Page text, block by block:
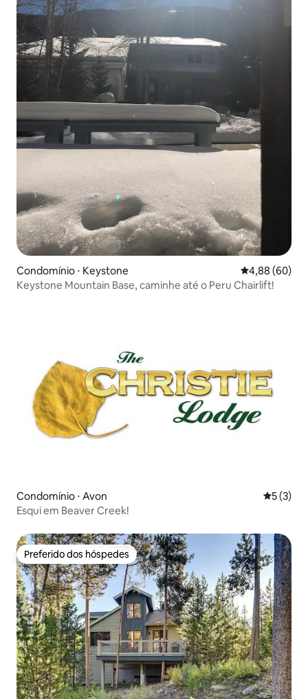
Condomínio ⋅ Keystone 4,88 de uma
4,88 (60)
Keystone Mountain Base, caminhe até o Peru Chairlift!
Condomínio ⋅ Avon 5 de
5 (3)
Esqui em Beaver Creek!
Preferido dos hóspedes
Preferido dos hóspedes